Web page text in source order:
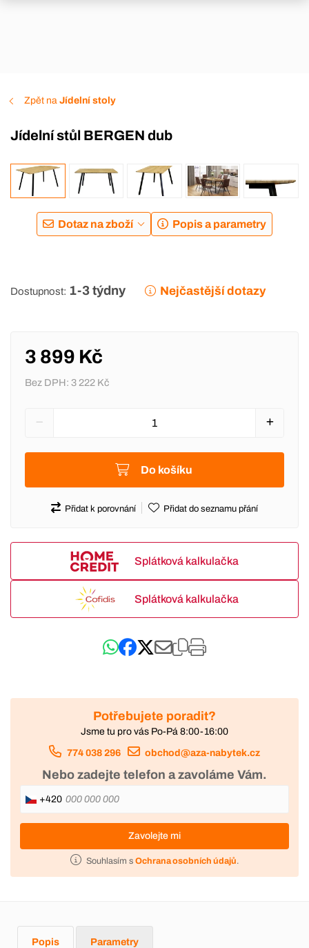
Zpět na Jídelní stoly
Jídelní stůl BERGEN dub
Dotaz na zboží Popis a parametry
Dostupnost: 1-3 týdny Nejčastější dotazy
3 899 Kč
Bez DPH: 3 222 Kč
Do košíku
Přidat k porovnání Přidat do seznamu přání
Splátková kalkulačka
Splátková kalkulačka
Potřebujete poradit?
Jsme tu pro vás Po-Pá 8:00-16:00
774 038 296 obchod@aza-nabytek.cz
Nebo zadejte telefon a zavoláme Vám.
+420
Zavolejte mi
Souhlasím s Ochrana osobních údajů.
Popis Parametry